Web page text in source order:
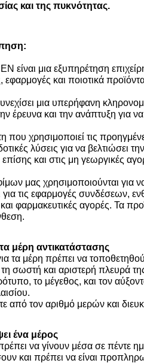
και της πυκνότητας.
είναι μια εξυπηρέτηση
εφαρμογές και ποιοτικά
μια υπερήφανη
έρευνα και την ανάπτυξη για
που χρησιμοποιεί τις
λύσεις για να βελτιώσει
και στις μη γεωργικές
μας χρησιμοποιούνται για
για τις εφαρμογές συνδέσεων,
φαρμακευτικές αγορές. Τα
μέρη αντικατάστασης
τα μέρη πρέπει να
σωστή και αριστερή πλευρά
το μέγεθος, και τον
από τον αριθμό μερών και
ένα μέρος
να γίνουν μέσα σε πέντε
και πρέπει να είναι